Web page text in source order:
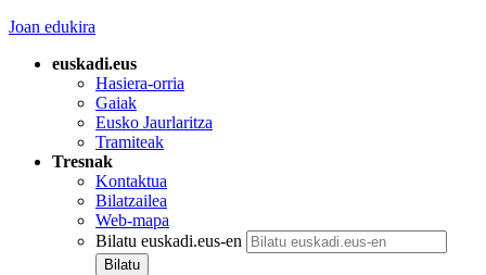
Joan edukira
euskadi.eus
Hasiera-orria
Gaiak
Eusko Jaurlaritza
Tramiteak
Tresnak
Kontaktua
Bilatzailea
Web-mapa
Bilatu euskadi.eus-en